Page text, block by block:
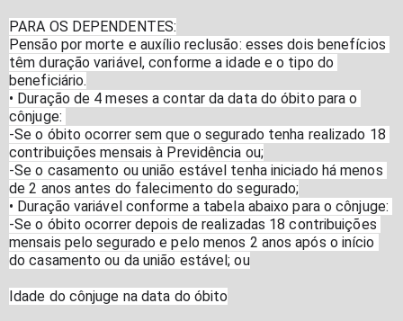
PARA OS DEPENDENTES:
Pensão por morte e auxílio reclusão: esses dois benefícios
têm duração variável, conforme a idade e o tipo do
beneficiário.
• Duração de 4 meses a contar da data do óbito para o
cônjuge:
-Se o óbito ocorrer sem que o segurado tenha realizado 18
contribuições mensais à Previdência ou;
-Se o casamento ou união estável tenha iniciado há menos
de 2 anos antes do falecimento do segurado;
• Duração variável conforme a tabela abaixo para o cônjuge:
-Se o óbito ocorrer depois de realizadas 18 contribuições
mensais pelo segurado e pelo menos 2 anos após o início
do casamento ou da união estável; ou
Idade do cônjuge na data do óbito